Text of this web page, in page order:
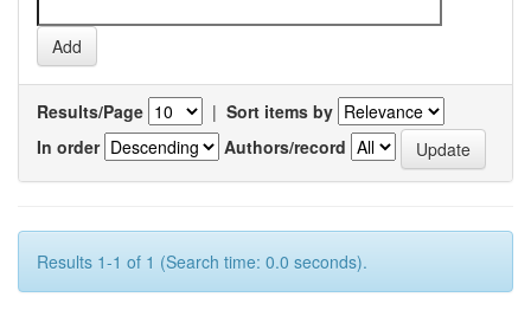
Results/Page | Sort items by
In order
Authors/record
Results 1-1 of 1 (Search time: 0.0 seconds).